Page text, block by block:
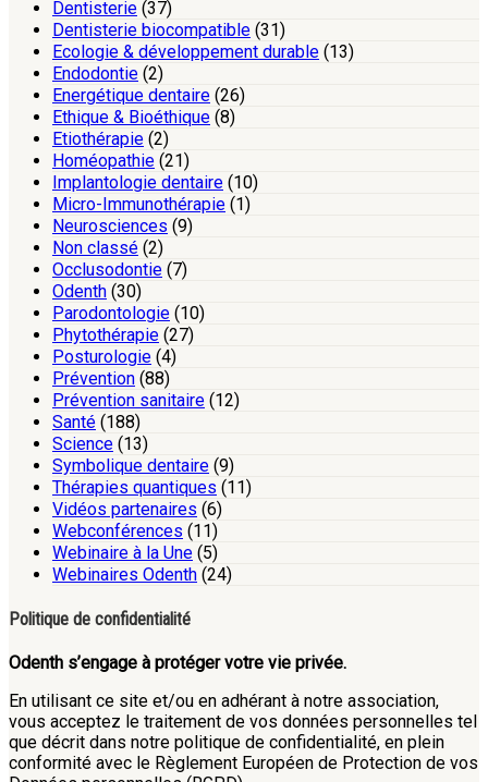
Dentisterie (37)
Dentisterie biocompatible (31)
Ecologie & développement durable (13)
Endodontie (2)
Energétique dentaire (26)
Ethique & Bioéthique (8)
Etiothérapie (2)
Homéopathie (21)
Implantologie dentaire (10)
Micro-Immunothérapie (1)
Neurosciences (9)
Non classé (2)
Occlusodontie (7)
Odenth (30)
Parodontologie (10)
Phytothérapie (27)
Posturologie (4)
Prévention (88)
Prévention sanitaire (12)
Santé (188)
Science (13)
Symbolique dentaire (9)
Thérapies quantiques (11)
Vidéos partenaires (6)
Webconférences (11)
Webinaire à la Une (5)
Webinaires Odenth (24)
Politique de confidentialité
Odenth s’engage à protéger votre vie privée.
En utilisant ce site et/ou en adhérant à notre association,
vous acceptez le traitement de vos données personnelles tel
que décrit dans notre politique de confidentialité, en plein
conformité avec le Règlement Européen de Protection de vos